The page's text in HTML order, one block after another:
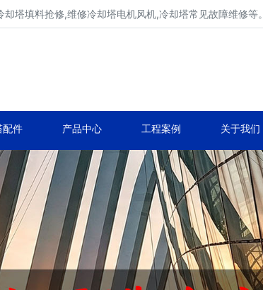
塔填料抢修,维修冷却塔电机风机,冷却塔常见故障维修等。
配件 产品中心 工程案例 关于我们